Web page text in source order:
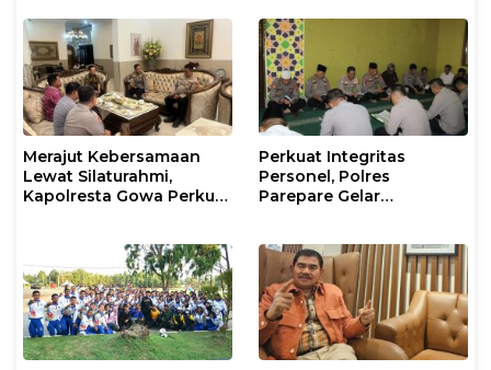
Merajut Kebersamaan
Lewat Silaturahmi,
Kapolresta Gowa Perkuat
Perkuat Integritas
Personel, Polres
Parepare Gelar